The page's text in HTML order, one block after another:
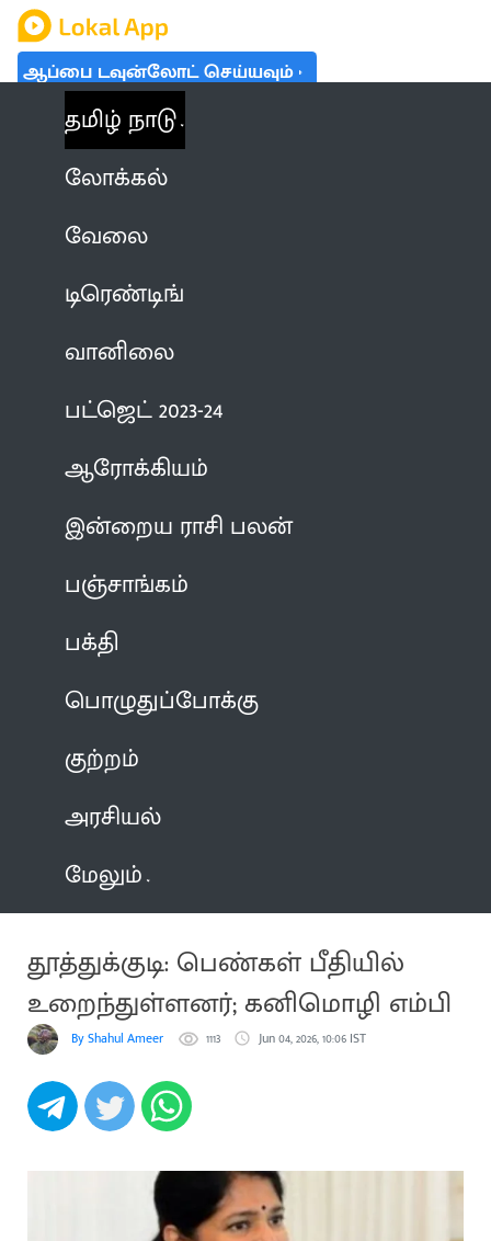
ஆப்பை டவுன்லோட் செய்யவும்
தமிழ் நாடு
லோக்கல்
வேலை
டிரெண்டிங்
வானிலை
பட்ஜெட் 2023-24
ஆரோக்கியம்
இன்றைய ராசி பலன்
பஞ்சாங்கம்
பக்தி
பொழுதுப்போக்கு
குற்றம்
அரசியல்
மேலும்
தூத்துக்குடி: பெண்கள் பீதியில்
உறைந்துள்ளனர்; கனிமொழி எம்பி
By Shahul Ameer 1113 Jun 04, 2026, 10:06 IST